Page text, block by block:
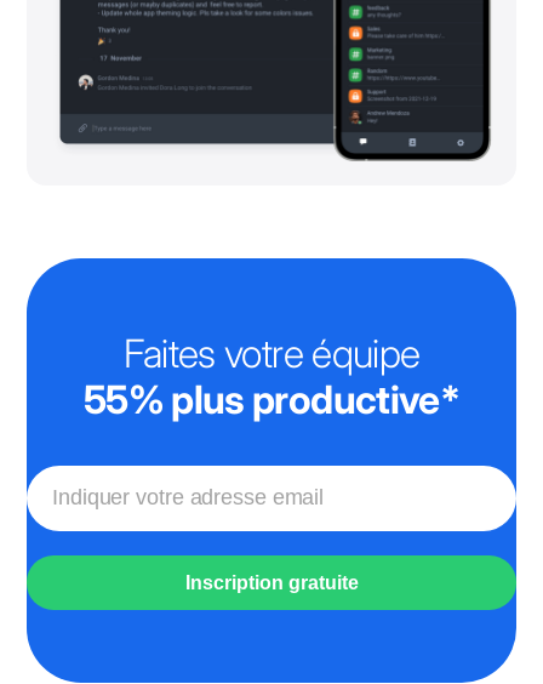
Faites votre équipe
55% plus productive*
Inscription gratuite